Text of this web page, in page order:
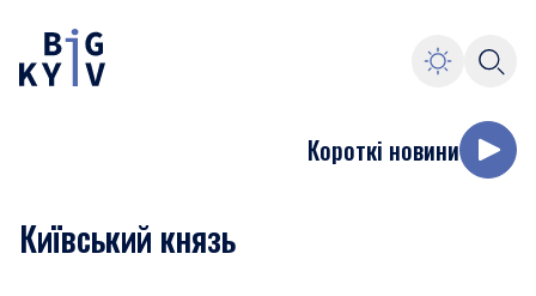
Короткі новини
Київський князь